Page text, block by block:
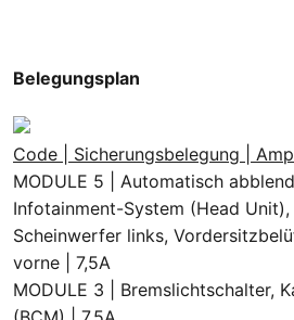
Belegungsplan
Code | Sicherungsbelegung |
MODULE 5 | Automatisch
Infotainment-System (Head Unit),
Scheinwerfer links,
vorne | 7,5A
MODULE 3 | Bremslichtschalter,